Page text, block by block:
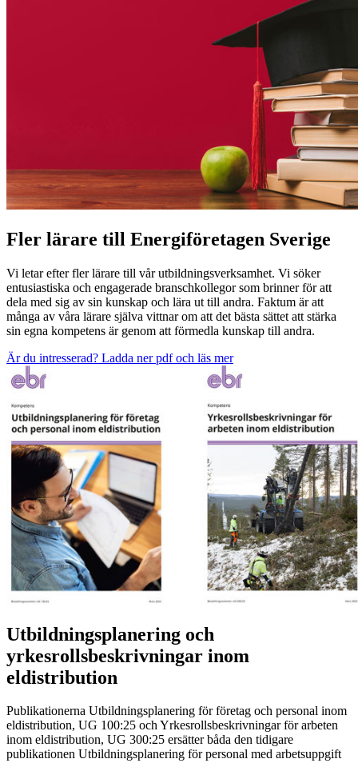
Fler lärare till Energiföretagen Sverige
Vi letar efter fler lärare till vår utbildningsverksamhet. Vi söker
entusiastiska och engagerade branschkollegor som brinner för att
dela med sig av sin kunskap och lära ut till andra. Faktum är att
många av våra lärare själva vittnar om att det bästa sättet att stärka
sin egna kompetens är genom att förmedla kunskap till andra.
Är du intresserad? Ladda ner pdf och läs mer
Utbildningsplanering och
yrkesrollsbeskrivningar inom
eldistribution
Publikationerna Utbildningsplanering för företag och personal inom
eldistribution, UG 100:25 och Yrkesrollsbeskrivningar för arbeten
inom eldistribution, UG 300:25 ersätter båda den tidigare
publikationen Utbildningsplanering för personal med arbetsuppgift